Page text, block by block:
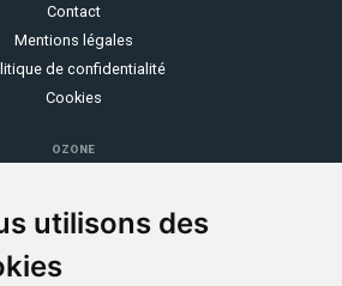
utilisons des
Contact
Mentions légales
de confidentialité
Cookies
OZONE
Se rétracter
consommateurs
Grille tarifaire